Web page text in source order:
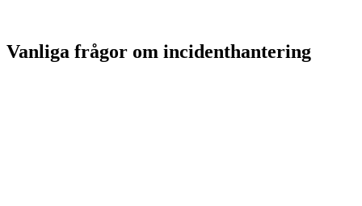
Vanliga frågor om incidenthantering